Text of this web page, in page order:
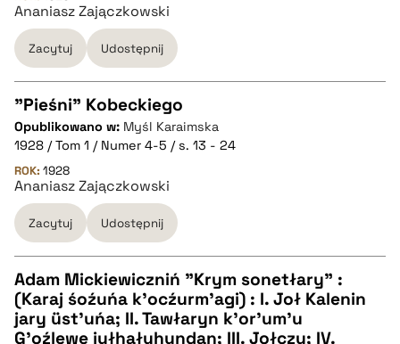
BIBTEX
pobierz cytat
Ananiasz Zajączkowski
Zacytuj Udostępnij
CZYSTY TEKST
pobierz cytat
BIBTEX
pobierz cytat
"Pieśni" Kobeckiego
Opublikowano w: Myśl Karaimska
1928 / Tom 1 / Numer 4-5 / s. 13 - 24
ROK: 1928
Ananiasz Zajączkowski
Zacytuj Udostępnij
CZYSTY TEKST
Adam Mickiewiczniń "Krym sonetłary" :
(Karaj śoźuńa k'ocźurm'agi) : I. Joł Kalenin
jary üst'uńa; II. Tawłaryn k'or'um'u
G'oźlewe jyłhałyhyndan; III. Jołczu; IV.